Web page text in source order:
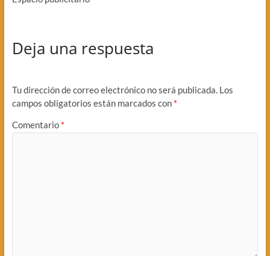
Deja una respuesta
Tu dirección de correo electrónico no será publicada. Los
campos obligatorios están marcados con *
Comentario *